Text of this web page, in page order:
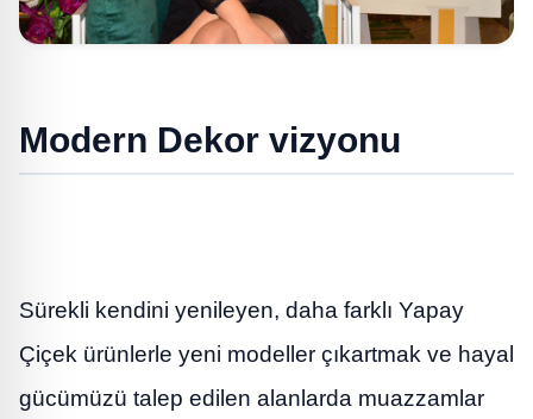
Modern Dekor vizyonu
Sürekli kendini yenileyen, daha farklı Yapay
Çiçek ürünlerle yeni modeller çıkartmak ve hayal
gücümüzü talep edilen alanlarda muazzamlar